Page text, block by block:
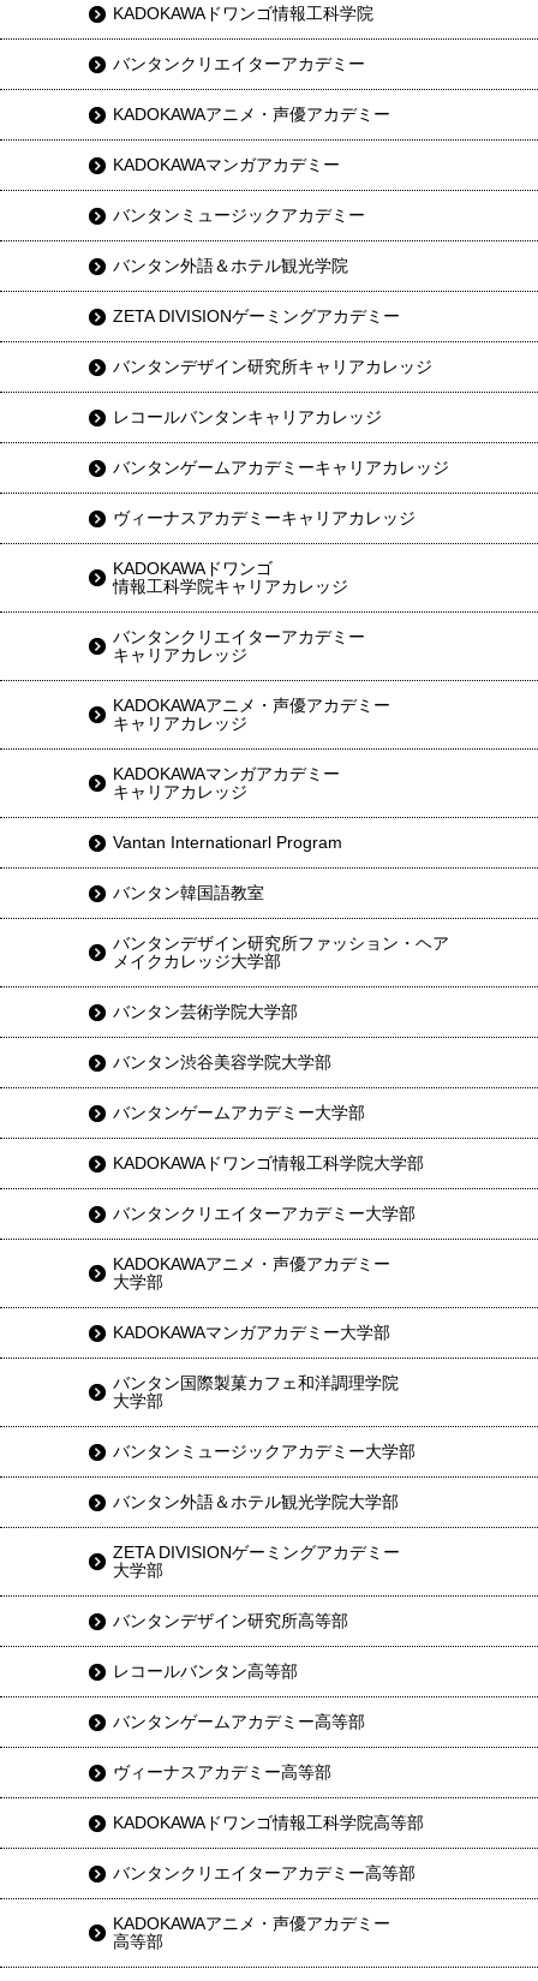
KADOKAWAドワンゴ情報工科学院
バンタンクリエイターアカデミー
KADOKAWAアニメ・声優アカデミー
KADOKAWAマンガアカデミー
バンタンミュージックアカデミー
バンタン外語＆ホテル観光学院
ZETA DIVISIONゲーミングアカデミー
バンタンデザイン研究所キャリアカレッジ
レコールバンタンキャリアカレッジ
バンタンゲームアカデミーキャリアカレッジ
ヴィーナスアカデミーキャリアカレッジ
KADOKAWAドワンゴ
情報工科学院キャリアカレッジ
バンタンクリエイターアカデミー
キャリアカレッジ
KADOKAWAアニメ・声優アカデミー
キャリアカレッジ
KADOKAWAマンガアカデミー
キャリアカレッジ
Vantan Internationarl Program
バンタン韓国語教室
バンタンデザイン研究所ファッション・ヘア
メイクカレッジ大学部
バンタン芸術学院大学部
バンタン渋谷美容学院大学部
バンタンゲームアカデミー大学部
KADOKAWAドワンゴ情報工科学院大学部
バンタンクリエイターアカデミー大学部
KADOKAWAアニメ・声優アカデミー
大学部
KADOKAWAマンガアカデミー大学部
バンタン国際製菓カフェ和洋調理学院
大学部
バンタンミュージックアカデミー大学部
バンタン外語＆ホテル観光学院大学部
ZETA DIVISIONゲーミングアカデミー
大学部
バンタンデザイン研究所高等部
レコールバンタン高等部
バンタンゲームアカデミー高等部
ヴィーナスアカデミー高等部
KADOKAWAドワンゴ情報工科学院高等部
バンタンクリエイターアカデミー高等部
KADOKAWAアニメ・声優アカデミー
高等部